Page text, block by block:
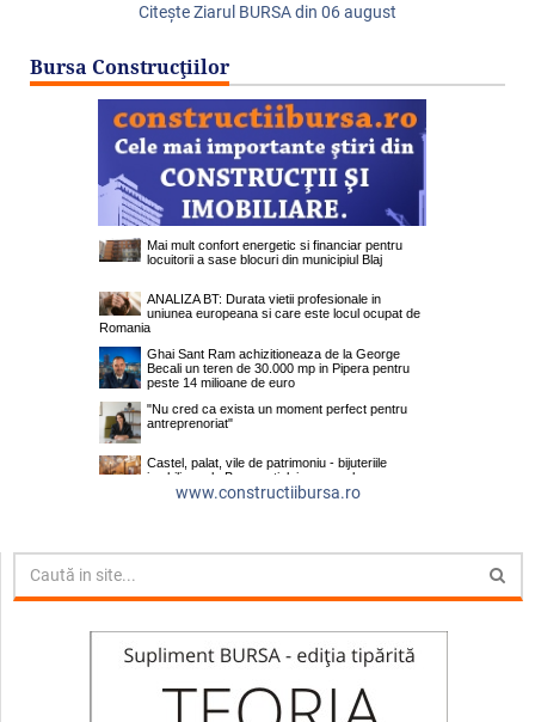
Citeşte Ziarul BURSA din 06 august
Bursa Construcţiilor
www.constructiibursa.ro